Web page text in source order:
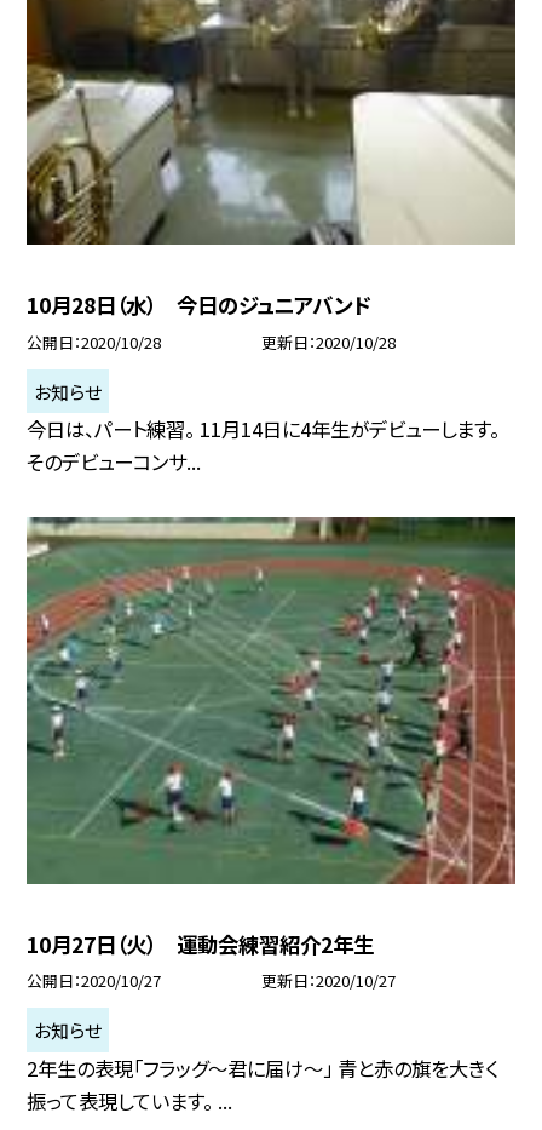
10月28日（水） 今日のジュニアバンド
公開日 2020/10/28 更新日 2020/10/28
お知らせ
今日は、パート練習。 11月14日に4年生がデビューします。
そのデビューコンサ...
10月27日（火） 運動会練習紹介2年生
公開日 2020/10/27 更新日 2020/10/27
お知らせ
2年生の表現「フラッグ〜君に届け〜」 青と赤の旗を大きく
振って表現しています。 ...